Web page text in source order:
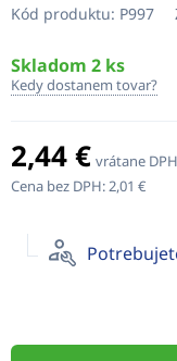
Kód produktu: P997
Skladom 2 ks
Kedy dostanem tovar?
2,44 € vrátane DPH
Cena bez DPH:2,01 €